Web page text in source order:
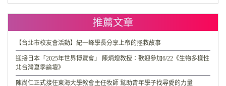
推薦文章
【台北市校友會活動】紀一峰學長分享上帝的拯救故事
迎接日本「2025年世界博覽會」 陳炳煌教授：歡迎參加6/22《生物多樣性
北台灣夏季論壇》
陳尚仁正式接任東海大學教會主任牧師 幫助青年學子找尋愛的力量